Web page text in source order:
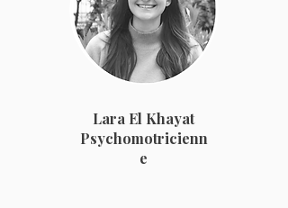
Lara El Khayat
Psychomotricienn
e